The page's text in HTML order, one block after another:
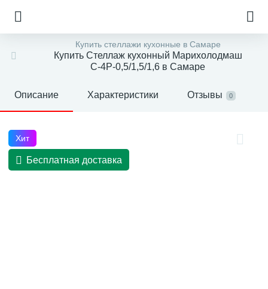
Купить стеллажи кухонные в Самаре
Купить Стеллаж кухонный Марихолодмаш
С-4Р-0,5/1,5/1,6 в Самаре
Описание Характеристики Отзывы 0
Хит
Бесплатная доставка